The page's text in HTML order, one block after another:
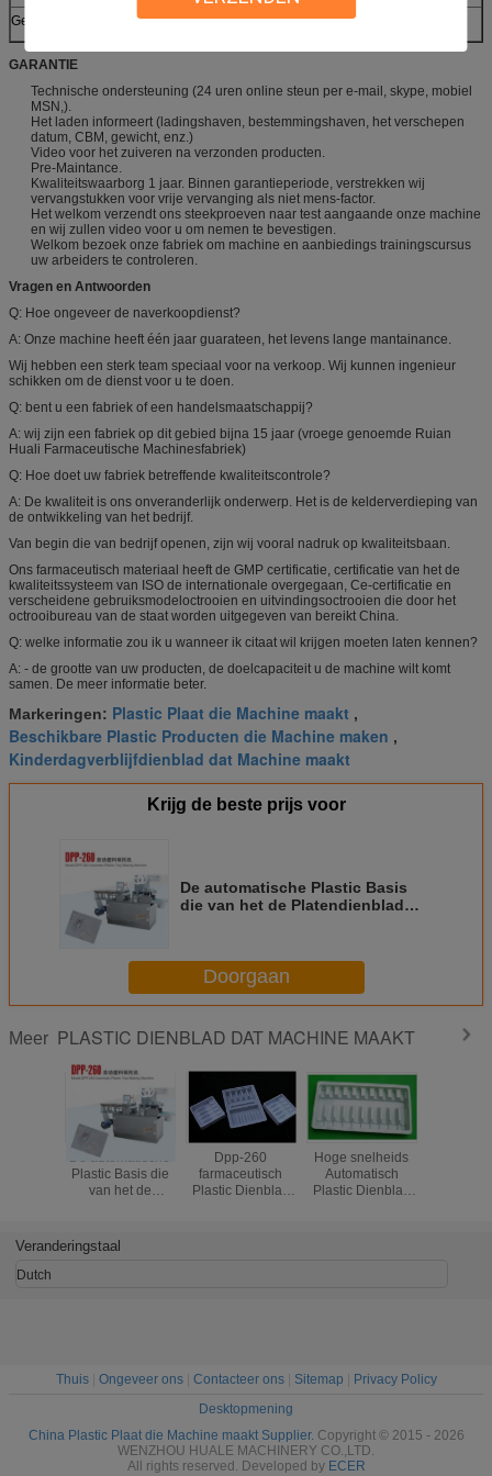
Gewicht Ongeveer 600kg
GARANTIE
Technische ondersteuning (24 uren online steun per e-mail, skype, mobiel
MSN,).
Het laden informeert (ladingshaven, bestemmingshaven, het verschepen
datum, CBM, gewicht, enz.)
Video voor het zuiveren na verzonden producten.
Pre-Maintance.
Kwaliteitswaarborg 1 jaar. Binnen garantieperiode, verstrekken wij
vervangstukken voor vrije vervanging als niet mens-factor.
Het welkom verzendt ons steekproeven naar test aangaande onze machine
en wij zullen video voor u om nemen te bevestigen.
Welkom bezoek onze fabriek om machine en aanbiedings trainingscursus
uw arbeiders te controleren.
Vragen en Antwoorden
Q: Hoe ongeveer de naverkoopdienst?
A: Onze machine heeft één jaar guarateen, het levens lange mantainance.
Wij hebben een sterk team speciaal voor na verkoop. Wij kunnen ingenieur
schikken om de dienst voor u te doen.
Q: bent u een fabriek of een handelsmaatschappij?
A: wij zijn een fabriek op dit gebied bijna 15 jaar (vroege genoemde Ruian
Huali Farmaceutische Machinesfabriek)
Q: Hoe doet uw fabriek betreffende kwaliteitscontrole?
A: De kwaliteit is ons onveranderlijk onderwerp. Het is de kelderverdieping van
de ontwikkeling van het bedrijf.
Van begin die van bedrijf openen, zijn wij vooral nadruk op kwaliteitsbaan.
Ons farmaceutisch materiaal heeft de GMP certificatie, certificatie van het de
kwaliteitssysteem van ISO de internationale overgegaan, Ce-certificatie en
verscheidene gebruiksmodeloctrooien en uitvindingsoctrooien die door het
octrooibureau van de staat worden uitgegeven van bereikt China.
Q: welke informatie zou ik u wanneer ik citaat wil krijgen moeten laten kennen?
A: - de grootte van uw producten, de doelcapaciteit u de machine wilt komt
samen. De meer informatie beter.
Markeringen: Plastic Plaat die Machine maakt ,
Beschikbare Plastic Producten die Machine maken ,
Kinderdagverblijfdienblad dat Machine maakt
Krijg de beste prijs voor
De automatische Plastic Basis
die van het de Platendienblad
Doorgaan
Meer PLASTIC DIENBLAD DAT MACHINE MAAKT
De automatische
Plastic Basis die
van het de
Thermoforming
Beschikbare
Dpp-260
farmaceutisch
Plastic Dienblad
Hoge snelheids
Automatisch
Plastic Dienblad
Veranderingstaal
Dutch
Thuis| Ongeveer ons| Contacteer ons| Sitemap
Privacy Policy
Desktopmening
China Plastic Plaat die Machine maakt Supplier. Copyright © 2015 - 2026
WENZHOU HUALE MACHINERY CO.,LTD.
All rights reserved. Developed by ECER